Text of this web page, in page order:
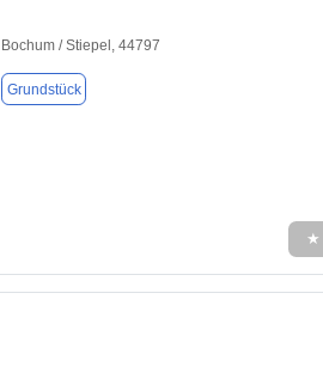
Bochum / Stiepel, 44797
Grundstück
★